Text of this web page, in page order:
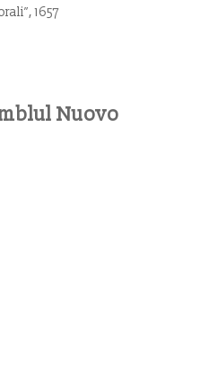
1657
Nuovo